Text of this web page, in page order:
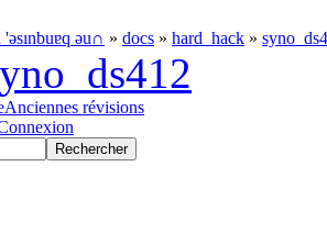
'ǝsınbuɐq ǝu∩ » docs » hard_hack »
Anciennes révisions